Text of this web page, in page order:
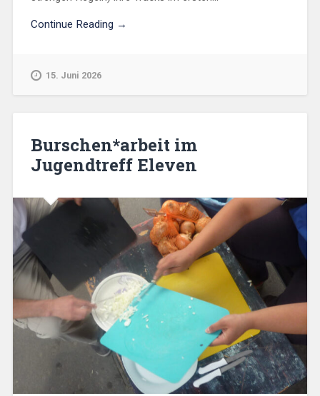
Continue Reading →
15. Juni 2026
Burschen*arbeit im
Jugendtreff Eleven